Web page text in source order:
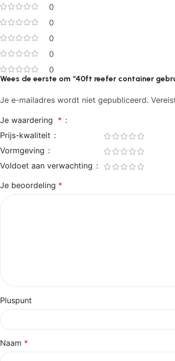
0
0
0
0
0
Wees de eerste om “40ft reefer container
Je e-mailadres wordt niet gepubliceerd.
Je waardering *
Prijs-kwaliteit
Vormgeving
Voldoet aan verwachting
Je beoordeling *
Pluspunt
Naam *